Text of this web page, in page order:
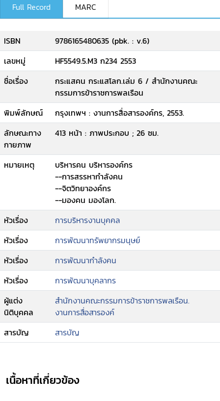
Full Record MARC
ISBN
9786165480635 (pbk. : v.6)
เลขหมู่
HF5549.5.M3 ก234 2553
ชื่อเรื่อง
กระแสคน กระแสโลก.เล่ม 6 / สำนักงานคณะ
กรรมการข้าราชการพลเรือน
พิมพ์ลักษณ์
กรุงเทพฯ : งานการสื่อสารองค์กร, 2553.
ลักษณะทาง
กายภาพ
413 หน้า : ภาพประกอบ ; 26 ซม.
หมายเหตุ
บริหารคน บริหารองค์กร
--การสรรหากำลังคน
--จิตวิทยาองค์กร
--มองคน มองโลก.
หัวเรื่อง
การบริหารงานบุคคล
หัวเรื่อง
การพัฒนาทรัพยากรมนุษย์
หัวเรื่อง
การพัฒนากำลังคน
หัวเรื่อง
การพัฒนาบุคลากร
ผู้แต่ง
นิติบุคคล
สำนักงานคณะกรรมการข้าราชการพลเรือน.
งานการสื่อสารองค์
สารบัญ
สารบัญ
เนื้อหาที่เกี่ยวข้อง